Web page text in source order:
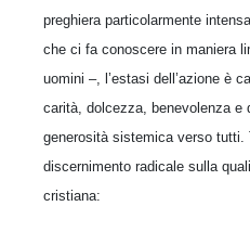
preghiera particolarmente
che ci fa conoscere in maniera
uomini –, l’estasi dell’azione è
carità, dolcezza, benevolenza e
generosità sistemica verso
discernimento radicale sulla
cristiana: